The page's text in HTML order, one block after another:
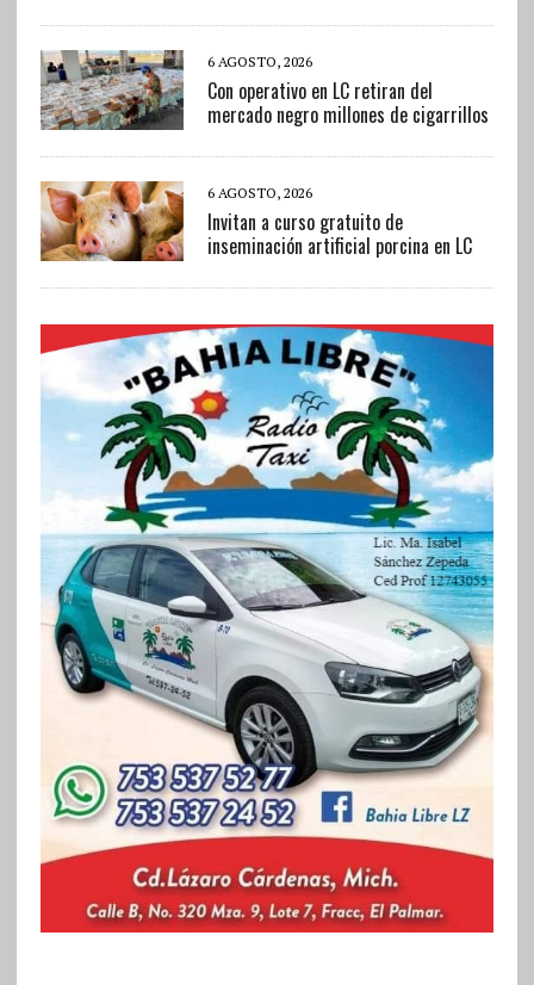
6 AGOSTO, 2026
Con operativo en LC retiran del
mercado negro millones de cigarrillos
6 AGOSTO, 2026
Invitan a curso gratuito de
inseminación artificial porcina en LC